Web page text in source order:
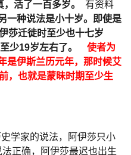
，活了一百多岁。
有资料
一种说法是小十岁。即使是
莎迁徙时至少也十七岁
少19岁左右了。
使者为
是伊斯兰历元年，那时候艾
，也就是蒙昧时期至少生
学家的说法，阿伊莎只小
正确，阿伊莎最迟也出生